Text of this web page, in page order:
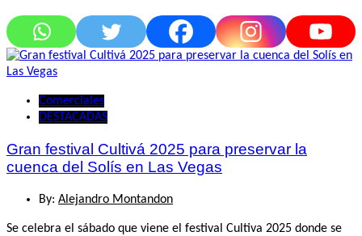
Comerciales
DESTACADAS
Gran festival Cultivá 2025 para preservar la
cuenca del Solís en Las Vegas
By: Alejandro Montandon
Se celebra el sábado que viene el festival Cultiva 2025 donde se